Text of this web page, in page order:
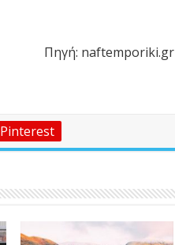
Πηγή: naftemporiki.gr
Pinterest